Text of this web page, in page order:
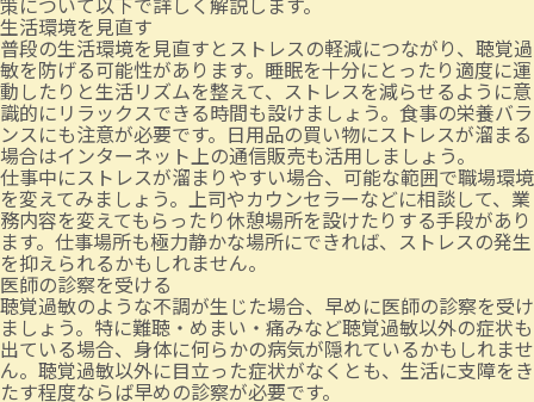
生活環境を見直す
普段の生活環境を見直すとストレスの軽減につながり、聴覚過
敏を防げる可能性があります。睡眠を十分にとったり適度に運
動したりと生活リズムを整えて、ストレスを減らせるように意
識的にリラックスできる時間も設けましょう。食事の栄養バラ
ンスにも注意が必要です。日用品の買い物にストレスが溜まる
場合はインターネット上の通信販売も活用しましょう。
仕事中にストレスが溜まりやすい場合、可能な範囲で職場環境
を変えてみましょう。上司やカウンセラーなどに相談して、業
務内容を変えてもらったり休憩場所を設けたりする手段があり
ます。仕事場所も極力静かな場所にできれば、ストレスの発生
を抑えられるかもしれません。
医師の診察を受ける
聴覚過敏のような不調が生じた場合、早めに医師の診察を受け
ましょう。特に難聴・めまい・痛みなど聴覚過敏以外の症状も
出ている場合、身体に何らかの病気が隠れているかもしれませ
ん。聴覚過敏以外に目立った症状がなくとも、生活に支障をき
たす程度ならば早めの診察が必要です。